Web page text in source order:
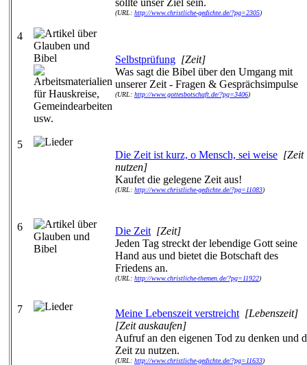
sollte unser Ziel sein.
(URL: http://www.christliche-gedichte.de/?pg=2305)
4
Selbstprüfung [Zeit]
Was sagt die Bibel über den Umgang mit
unserer Zeit - Fragen & Gesprächsimpulse
(URL: http://www.gottesbotschaft.de/?pg=3406)
5
Die Zeit ist kurz, o Mensch, sei weise [Zeit
nutzen]
Kaufet die gelegene Zeit aus!
(URL: http://www.christliche-gedichte.de/?pg=11083)
6 Die Zeit [Zeit]
Jeden Tag streckt der lebendige Gott seine
Hand aus und bietet die Botschaft des
Friedens an.
(URL: http://www.christliche-themen.de/?pg=11922)
7 Meine Lebenszeit verstreicht [Lebenszeit]
[Zeit auskaufen]
Aufruf an den eigenen Tod zu denken und
Zeit zu nutzen.
(URL: http://www.christliche-gedichte.de/?pg=11633)